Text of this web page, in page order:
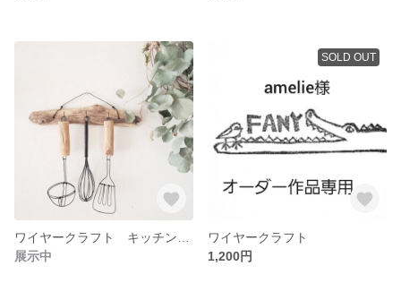
展示中
SOLD OUT
ワイヤークラフト
1,200円